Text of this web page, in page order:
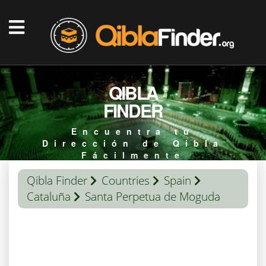
QIBLA
FINDER
Encuentra tu
Dirección de Qibla
Fácilmente
Qibla Finder Countries
Spain
Cataluña
Santa Perpetua de Moguda